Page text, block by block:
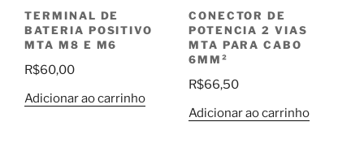
TERMINAL DE
BATERIA POSITIVO
MTA M8 E M6
R$60,00
Adicionar ao carrinho
CONECTOR DE
POTENCIA 2 VIAS
MTA PARA CABO
6MM²
R$66,50
Adicionar ao carrinho